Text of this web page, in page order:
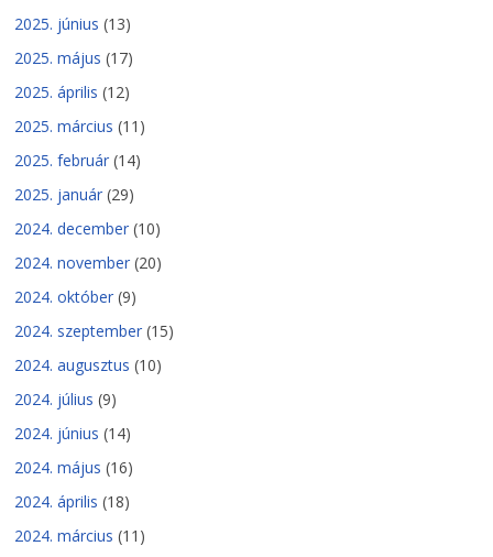
2025. június (13)
2025. május (17)
2025. április (12)
2025. március (11)
2025. február (14)
2025. január (29)
2024. december (10)
2024. november (20)
2024. október (9)
2024. szeptember (15)
2024. augusztus (10)
2024. július (9)
2024. június (14)
2024. május (16)
2024. április (18)
2024. március (11)